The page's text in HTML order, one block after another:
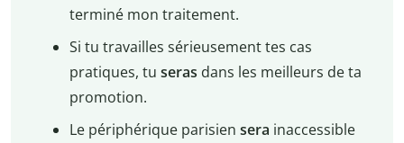
terminé mon traitement.
Si tu travailles sérieusement tes cas
pratiques, tu seras dans les meilleurs de ta
promotion.
Le périphérique parisien sera inaccessible